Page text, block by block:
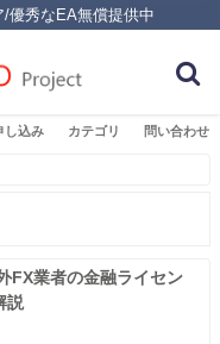
/優秀なEA無償提供中
し込み カテゴリ 問い合わせ
FX業者の金融ライセン
説